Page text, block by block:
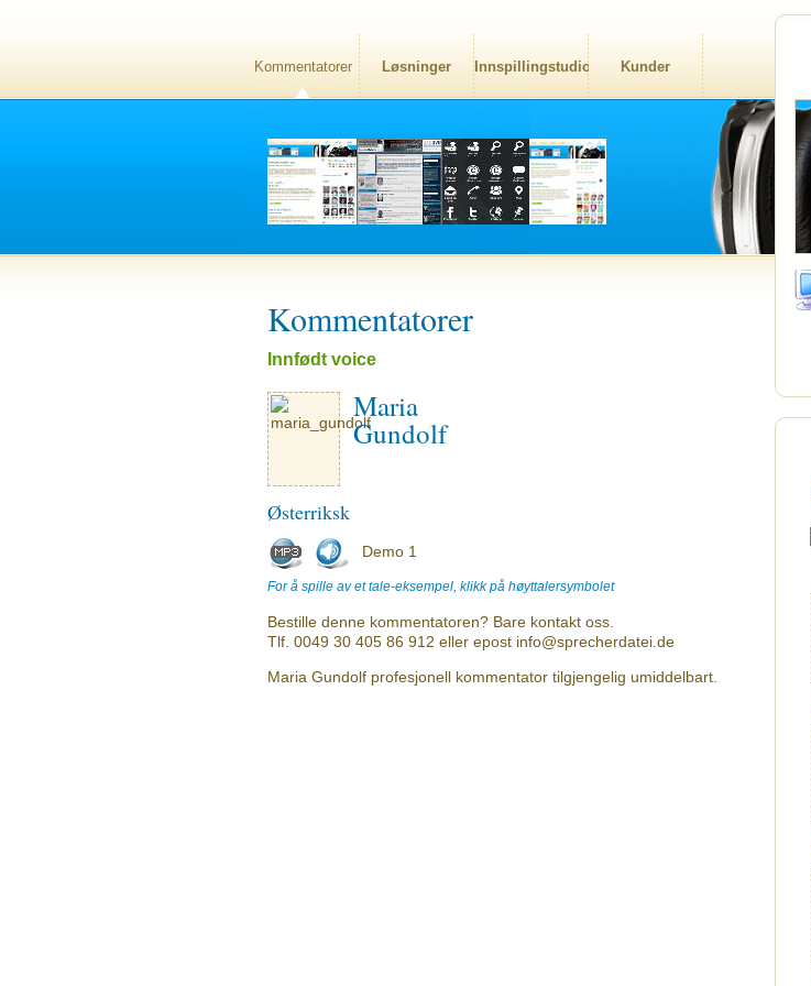
Kommentatorer Løsninger Innspillingstudio Kunder
Kommentatorer
Innfødt voice
Maria
Gundolf
Østerriksk
Demo 1
For å spille av et tale-eksempel, klikk på høyttalersymbolet
Bestille denne kommentatoren? Bare kontakt oss.
Tlf. 0049 30 405 86 912 eller epost info@sprecherdatei.de
Maria Gundolf profesjonell kommentator tilgjengelig umiddelbart.